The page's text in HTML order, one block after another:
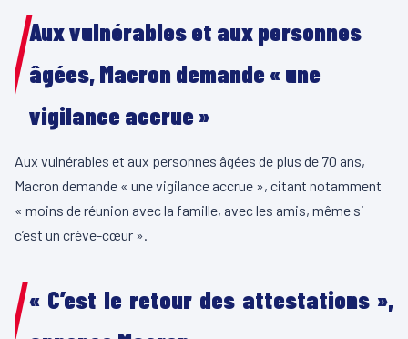
Aux vulnérables et aux personnes
âgées, Macron demande « une
vigilance accrue »
Aux vulnérables et aux personnes âgées de plus de 70 ans,
Macron demande « une vigilance accrue », citant notamment
« moins de réunion avec la famille, avec les amis, même si
c’est un crève-cœur ».
« C’est le retour des attestations »,